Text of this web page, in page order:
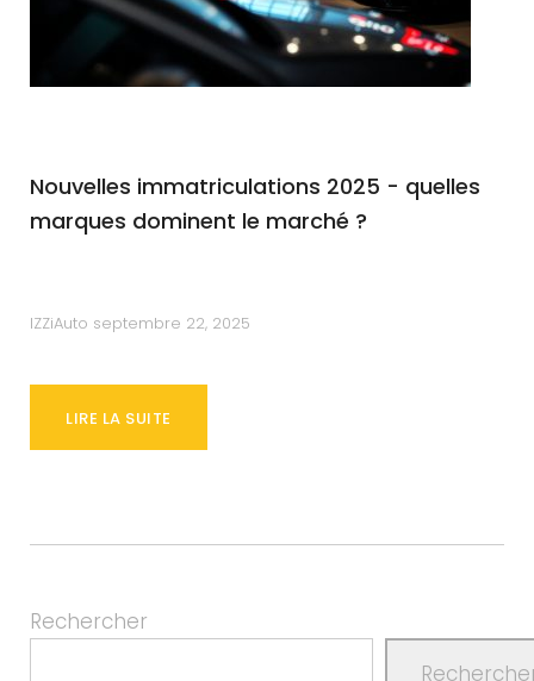
Nouvelles immatriculations 2025 - quelles
marques dominent le marché ?
IZZiAuto septembre 22, 2025
LIRE LA SUITE
Rechercher